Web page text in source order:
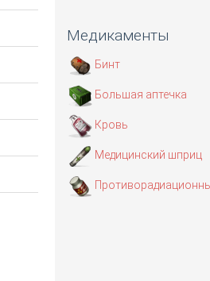
Медикаменты
Бинт
Большая аптечка
Кровь
Медицинский шприц